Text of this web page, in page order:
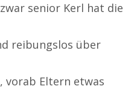
senior Kerl hat die
reibungslos über
vorab Eltern etwas